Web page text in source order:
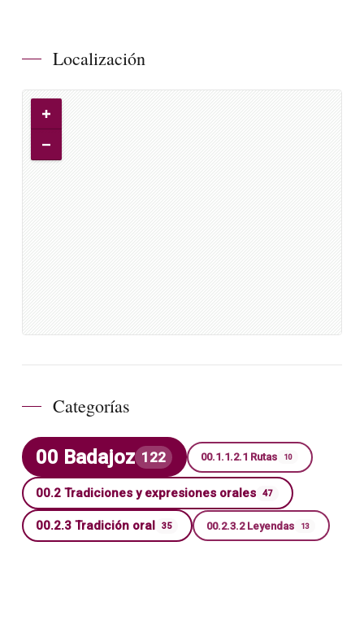
Localización
Categorías
00 Badajoz 122 00.1.1.2.1 Rutas 10
00.2 Tradiciones y expresiones orales 47
00.2.3 Tradición oral 35 00.2.3.2 Leyendas 13